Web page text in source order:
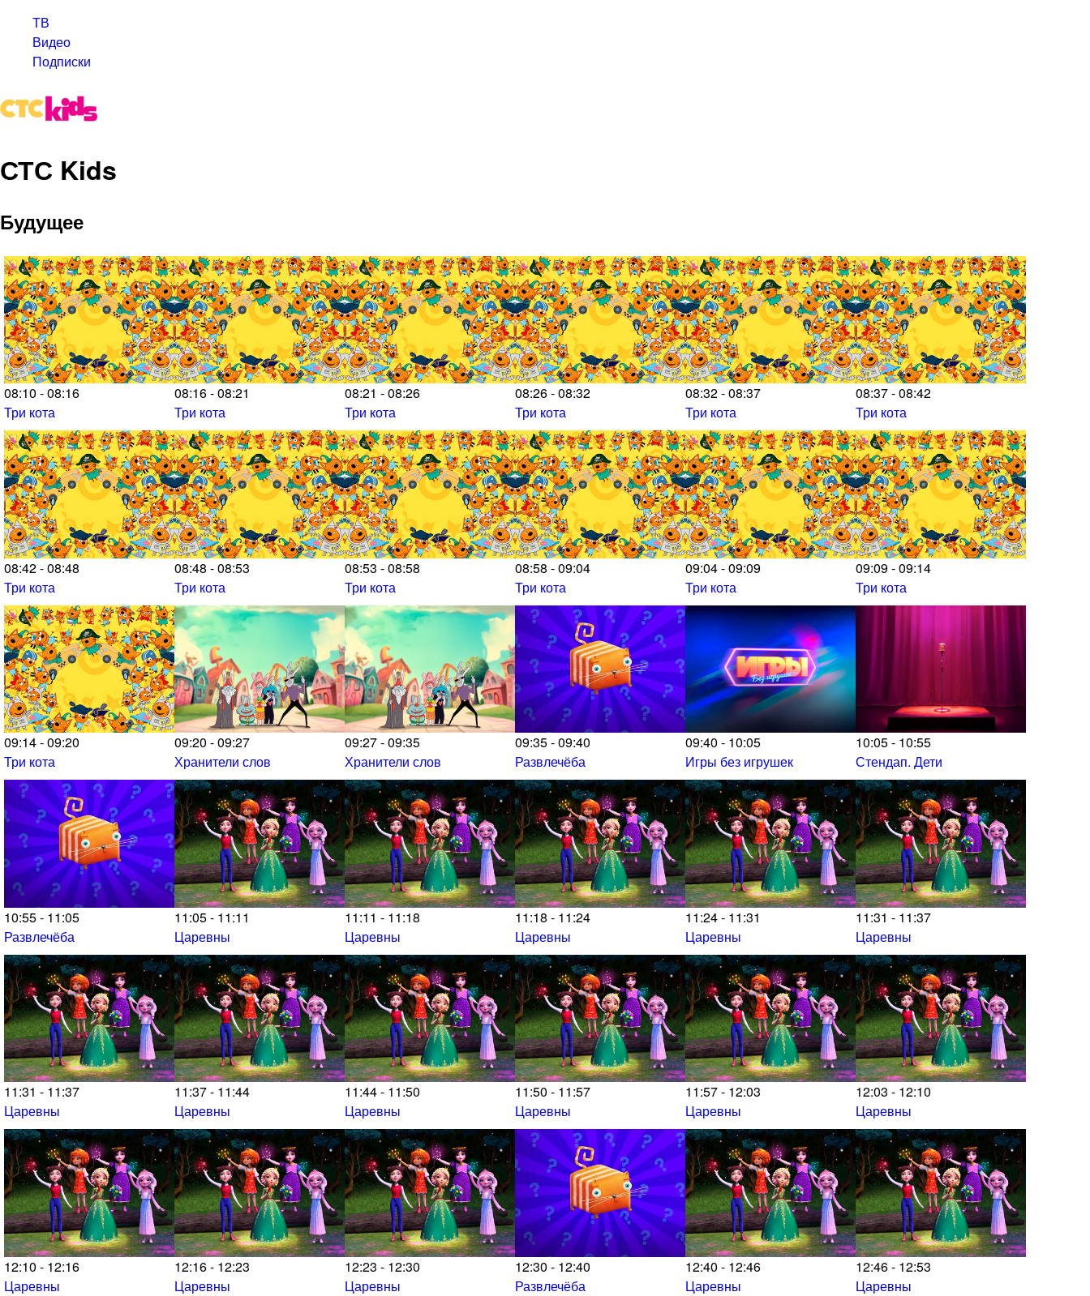
ТВ
Видео
Подписки
СТС Kids
Будущее
08:10 - 08:16
Три кота
08:16 - 08:21
Три кота
08:21 - 08:26
Три кота
08:26 - 08:32
Три кота
08:32 - 08:37
Три кота
08:37 - 08:42
Три кота
08:42 - 08:48
Три кота
08:48 - 08:53
Три кота
08:53 - 08:58
Три кота
08:58 - 09:04
Три кота
09:04 - 09:09
Три кота
09:09 - 09:14
Три кота
09:14 - 09:20
Три кота
09:20 - 09:27
Хранители слов
09:27 - 09:35
Хранители слов
09:35 - 09:40
Развлечёба
09:40 - 10:05
Игры без игрушек
10:05 - 10:55
Стендап. Дети
10:55 - 11:05
Развлечёба
11:05 - 11:11
Царевны
11:11 - 11:18
Царевны
11:18 - 11:24
Царевны
11:24 - 11:31
Царевны
11:31 - 11:37
Царевны
11:31 - 11:37
Царевны
11:37 - 11:44
Царевны
11:44 - 11:50
Царевны
11:50 - 11:57
Царевны
11:57 - 12:03
Царевны
12:03 - 12:10
Царевны
12:10 - 12:16
Царевны
12:16 - 12:23
Царевны
12:23 - 12:30
Царевны
12:30 - 12:40
Развлечёба
12:40 - 12:46
Царевны
12:46 - 12:53
Царевны